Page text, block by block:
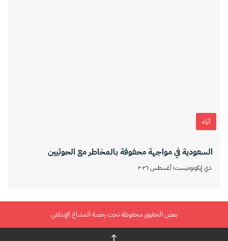
آراء
السعودية في مواجهة محفوفة بالمخاطر مع الحوثيين
ذي إيكونوميست١ أغسطس ٢٠٢٦
بعض الحقوق محفوظة تحت رخصة المشاع الإبداعي